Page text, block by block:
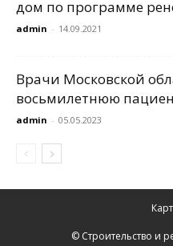
дом по программе
admin - 14.09.2021
Врачи Московской
восьмилетнюю
admin - 05.05.2023
© Строительство и